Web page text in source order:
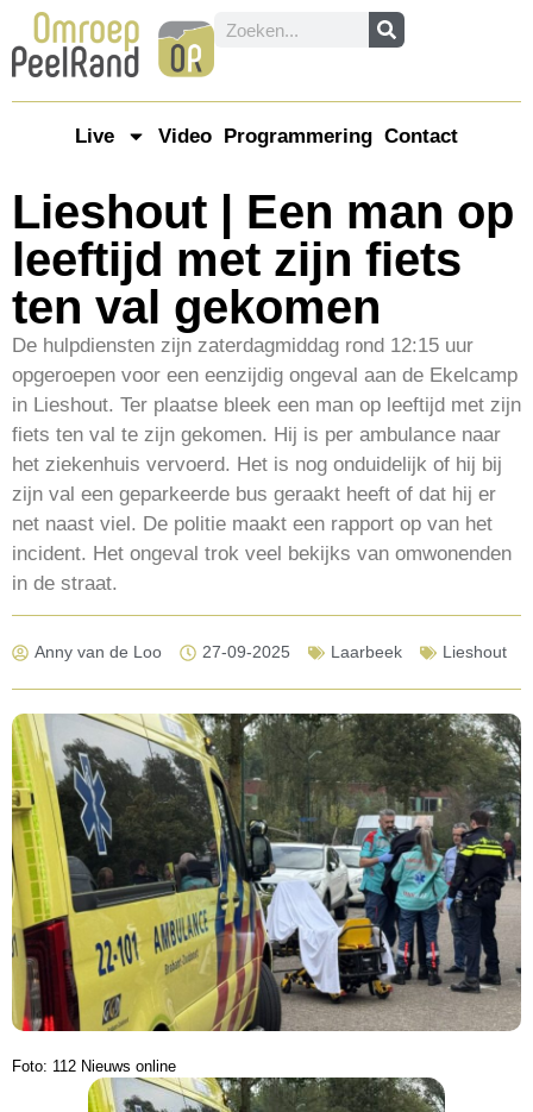
Live Video Programmering Contact
Lieshout | Een man op
leeftijd met zijn fiets
ten val gekomen
De hulpdiensten zijn zaterdagmiddag rond 12:15 uur
opgeroepen voor een eenzijdig ongeval aan de Ekelcamp
in Lieshout. Ter plaatse bleek een man op leeftijd met zijn
fiets ten val te zijn gekomen. Hij is per ambulance naar
het ziekenhuis vervoerd. Het is nog onduidelijk of hij bij
zijn val een geparkeerde bus geraakt heeft of dat hij er
net naast viel. De politie maakt een rapport op van het
incident. Het ongeval trok veel bekijks van omwonenden
in de straat.
Anny van de Loo 27-09-2025 Laarbeek Lieshout
Foto: 112 Nieuws online